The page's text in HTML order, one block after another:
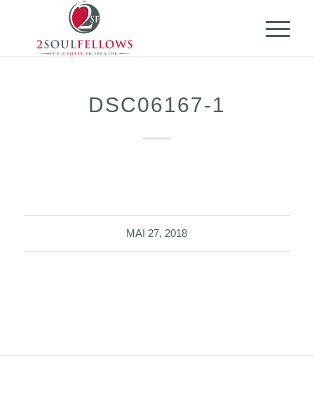
DSC06167-1
MAI 27, 2018